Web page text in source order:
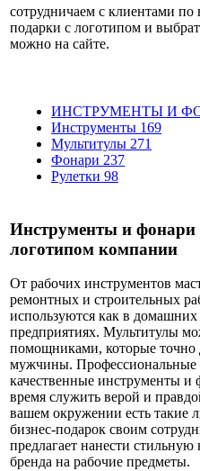
сотрудничаем с клиентами по
подарки с логотипом и
можно на сайте.
ИНСТРУМЕНТЫ И
Инструменты 169
Мультитулы 271
Фонари 237
Рулетки 98
Инструменты и
логотипом компании
От рабочих инструментов
ремонтных и строительных
используются как в
предприятиях. Мультитулы
помощниками, которые
мужчины. Профессиональные
качественные инструменты и
время служить верой и
вашем окружении есть такие
бизнес-подарок своим
предлагает нанести
бренда на рабочие предметы.